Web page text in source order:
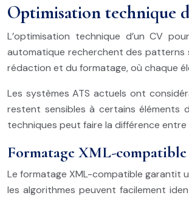
Optimisation technique
L’optimisation technique d’un CV
automatique recherchent des patterns
rédaction et du formatage, où chaque
Les systèmes ATS actuels ont
restent sensibles à certains
techniques peut faire la différence
Formatage XML-
Le formatage XML-compatible garantit
les algorithmes peuvent facilement